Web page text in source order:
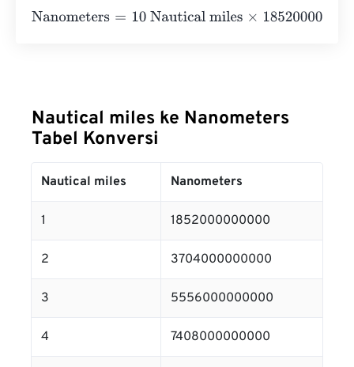
Nanometers= 10 Nautical miles ×1852000000000=
Nautical miles ke Nanometers
Tabel Konversi
Nautical miles Nanometers
1 1852000000000
2 3704000000000
3 5556000000000
4 7408000000000